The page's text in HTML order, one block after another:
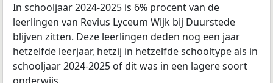
In schooljaar 2024-2025 is 6% procent van de
leerlingen van Revius Lyceum Wijk bij Duurstede
blijven zitten. Deze leerlingen deden nog een jaar
hetzelfde leerjaar, hetzij in hetzelfde schooltype als in
schooljaar 2024-2025 of dit was in een lagere soort